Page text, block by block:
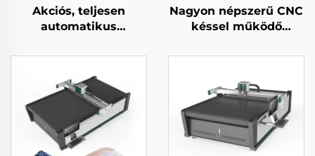
Akciós, teljesen
automatikus
anyagvágó gép,
ruhakészítési
vágóberendezés
Nagyon népszerű CNC
késsel működő
gumitömítés- és